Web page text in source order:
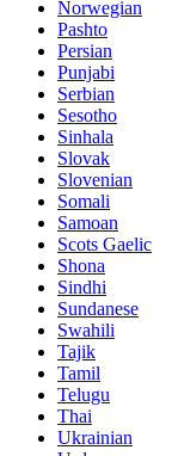
Norwegian
Pashto
Persian
Punjabi
Serbian
Sesotho
Sinhala
Slovak
Slovenian
Somali
Samoan
Scots Gaelic
Shona
Sindhi
Sundanese
Swahili
Tajik
Tamil
Telugu
Thai
Ukrainian